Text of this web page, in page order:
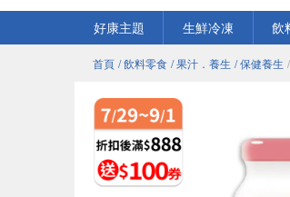
好康主題
生鮮冷凍 飲
首頁 / 飲料零食 / 果汁．養生 / 保健養生